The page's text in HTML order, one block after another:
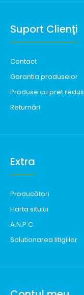
Suport Clienţi
Contact
Garantia produselor
Produse cu pret redus
Returnări
Extra
Producători
Harta sitului
A.N.P.C.
Solutionarea litigiilor